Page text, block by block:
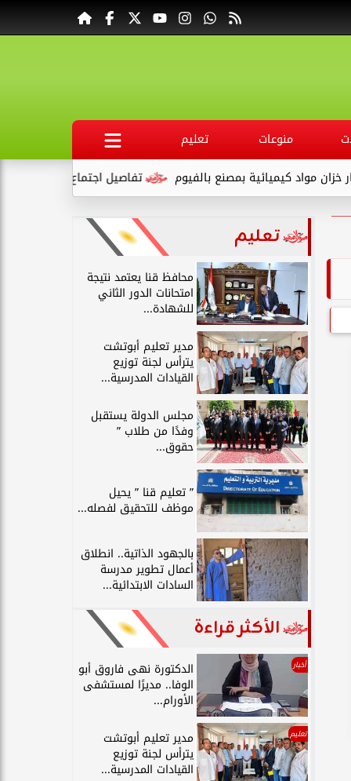
منوعات
تعليم
تفاصيل اجتماع محافظ قنا ووكيل وزارة
بمصنع بالفيوم
تعليم
محافظ قنا يعتمد نتيجة
امتحانات الدور الثاني
للشهادة...
مدير تعليم أبوتشت
يترأس لجنة توزيع
القيادات المدرسية...
مجلس الدولة يستقبل
وفدًا من طلاب ”
حقوق...
” تعليم قنا ” يحيل
موظف للتحقيق لفصله...
بالجهود الذاتية.. انطلاق
أعمال تطوير مدرسة
السادات الابتدائية...
الأكثر قراءة
أخبار الدكتورة نهى فاروق أبو
الوفا.. مديرًا لمستشفى
الأورام...
تعليم مدير تعليم أبوتشت
يترأس لجنة توزيع
القيادات المدرسية...